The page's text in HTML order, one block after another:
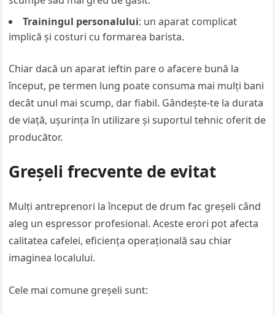
Trainingul personalului: un aparat complicat
implică și costuri cu formarea barista.
Chiar dacă un aparat ieftin pare o afacere bună la
început, pe termen lung poate consuma mai mulți bani
decât unul mai scump, dar fiabil. Gândește-te la durata
de viață, ușurința în utilizare și suportul tehnic oferit de
producător.
Greșeli frecvente de evitat
Mulți antreprenori la început de drum fac greșeli când
aleg un espressor profesional. Aceste erori pot afecta
calitatea cafelei, eficiența operațională sau chiar
imaginea localului.
Cele mai comune greșeli sunt: